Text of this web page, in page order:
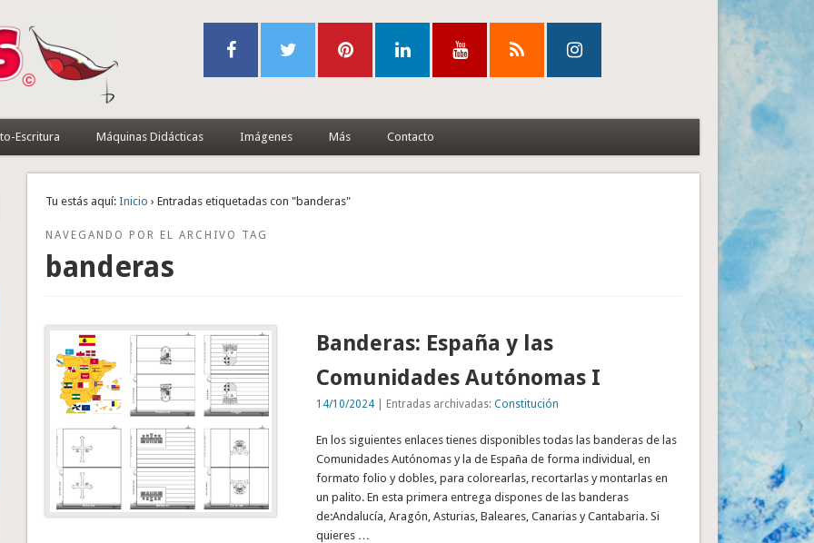
Escritura Máquinas Didácticas Imágenes Más Contacto
Tu estás aquí: Inicio › Entradas etiquetadas con "banderas"
NAVEGANDO POR EL ARCHIVO TAG
banderas
Banderas: España y las
Comunidades Autónomas I
14/10/2024| Entradas archivadas: Constitución
En los siguientes enlaces tienes disponibles todas las banderas de las
Comunidades Autónomas y la de España de forma individual, en
formato folio y dobles, para colorearlas, recortarlas y montarlas en
un palito. En esta primera entrega dispones de las banderas
de:Andalucía, Aragón, Asturias, Baleares, Canarias y Cantabaria. Si
quieres …